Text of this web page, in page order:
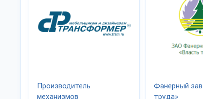
Производитель
механизмов
Фанерный
труда»